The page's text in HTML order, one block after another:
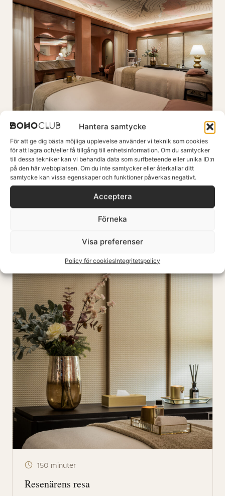
Hantera samtycke
För att ge dig bästa möjliga upplevelse använder vi teknik som cookies
för att lagra och/eller få tillgång till enhetsinformation. Om du samtycker
till dessa tekniker kan vi behandla data som surfbeteende eller unika ID:n
på den här webbplatsen. Om du inte samtycker eller återkallar ditt
samtycke kan vissa egenskaper och funktioner påverkas negativt.
Acceptera
Förneka
Visa preferenser
Policy för cookiesIntegritetspolicy
180 minuter
Den delade uppstigningsresan för två
Återknyt kontakten och hitta balansen genom en
återställande wellnessresa skapad för två. Börja på
individuella läkande sängar med binaurala ljudvågor
som synkroniserar era inre rytmer, fortsätt
djupt rotade spänningar, och avsluta med en
skräddarsydd parmassage.
Gemensam avkoppling
150 minuter
Resenärens resa